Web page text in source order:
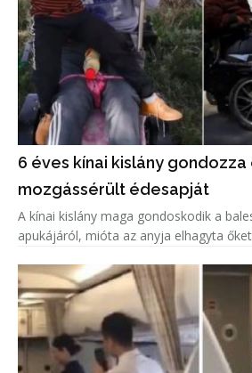
6 éves kínai kislány
mozgássérült édesapját
A kínai kislány maga gondoskodik a
apukájáról, mióta az anyja elhagyta